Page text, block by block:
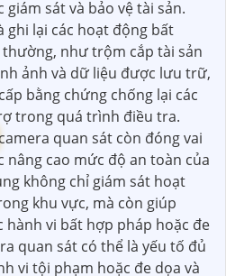
sát và bảo vệ tài sản.
ghi lại các hoạt động bất
như trộm cắp tài sản
ảnh và dữ liệu được lưu trữ,
bằng chứng chống lại các
trong quá trình điều tra.
camera quan sát còn đóng vai
cao mức độ an toàn của
không chỉ giám sát hoạt
khu vực, mà còn giúp
hành vi bất hợp pháp hoặc đe
quan sát có thể là yếu tố đủ
vi tội phạm hoặc đe dọa và